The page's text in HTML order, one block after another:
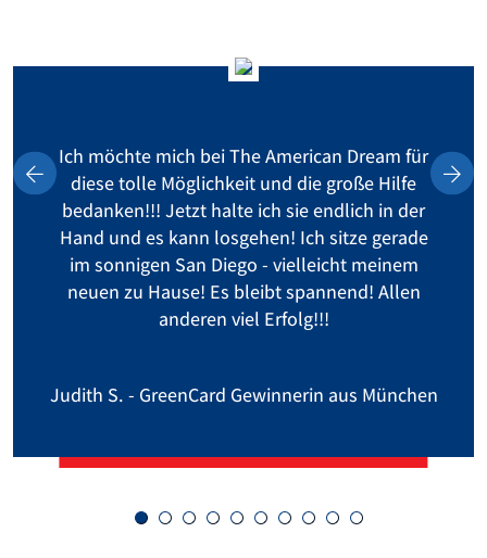
Ich möchte mich bei The American Dream für
diese tolle Möglichkeit und die große Hilfe
bedanken!!! Jetzt halte ich sie endlich in der
Hand und es kann losgehen! Ich sitze gerade
im sonnigen San Diego - vielleicht meinem
neuen zu Hause! Es bleibt spannend! Allen
anderen viel Erfolg!!!
Judith S. - GreenCard Gewinnerin aus München